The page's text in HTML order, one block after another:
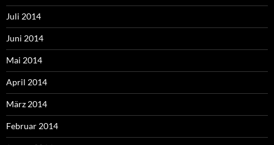
Juli 2014
Juni 2014
Mai 2014
April 2014
März 2014
Februar 2014